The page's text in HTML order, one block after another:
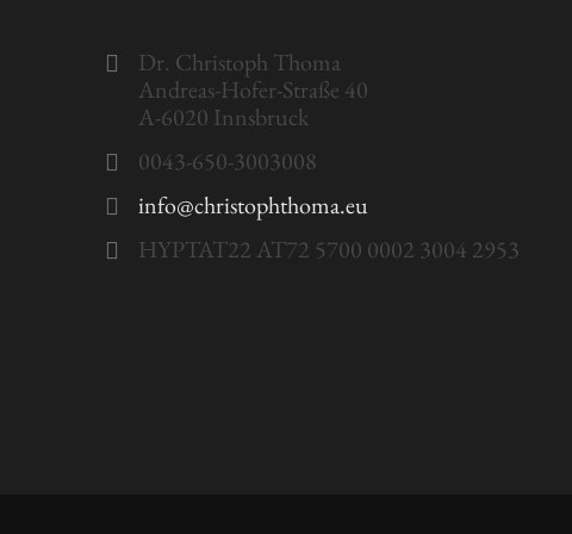
Dr. Christoph Thoma
Andreas-Hofer-Straße 40
A-6020 Innsbruck
0043-650-3003008
info@christophthoma.eu
HYPTAT22 AT72 5700 0002 3004 2953